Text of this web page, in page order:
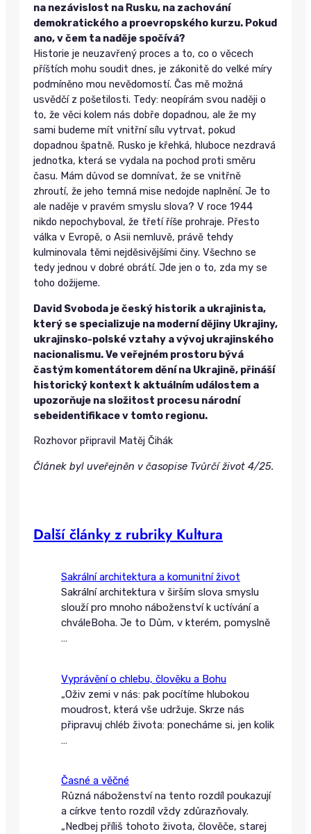
na nezávislost na Rusku, na zachování
demokratického a proevropského kurzu. Pokud
ano, v čem ta naděje spočívá?
Historie je neuzavřený proces a to, co o věcech
příštích mohu soudit dnes, je zákonitě do velké míry
podmíněno mou nevědomostí. Čas mě možná
usvědčí z pošetilosti. Tedy: neopírám svou naději o
to, že věci kolem nás dobře dopadnou, ale že my
sami budeme mít vnitřní sílu vytrvat, pokud
dopadnou špatně. Rusko je křehká, hluboce nezdravá
jednotka, která se vydala na pochod proti směru
času. Mám důvod se domnívat, že se vnitřně
zhroutí, že jeho temná mise nedojde naplnění. Je to
ale naděje v pravém smyslu slova? V roce 1944
nikdo nepochyboval, že třetí říše prohraje. Přesto
válka v Evropě, o Asii nemluvě, právě tehdy
kulminovala těmi nejděsivějšími činy. Všechno se
tedy jednou v dobré obrátí. Jde jen o to, zda my se
toho dožijeme.
David Svoboda je český historik a ukrajinista,
který se specializuje na moderní dějiny Ukrajiny,
ukrajinsko-polské vztahy a vývoj ukrajinského
nacionalismu. Ve veřejném prostoru bývá
častým komentátorem dění na Ukrajině, přináší
historický kontext k aktuálním událostem a
upozorňuje na složitost procesu národní
sebeidentifikace v tomto regionu.
Rozhovor připravil Matěj Čihák
Článek byl uveřejněn v časopise Tvůrčí život 4/25.
Další články z rubriky Kultura
Sakrální architektura a komunitní život
Sakrální architektura v širším slova smyslu
slouží pro mnoho náboženství k uctívání a
chváleBoha. Je to Dům, v kterém, pomyslně
…
Vyprávění o chlebu, člověku a Bohu
„Oživ zemi v nás: pak pocítíme hlubokou
moudrost, která vše udržuje. Skrze nás
připravuj chléb života: ponecháme si, jen kolik
…
Časné a věčné
Různá náboženství na tento rozdíl poukazují
a církve tento rozdíl vždy zdůrazňovaly.
„Nedbej příliš tohoto života, člověče, starej